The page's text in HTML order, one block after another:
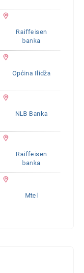
Raiffeisen
banka
Općina Ilidža
NLB Banka
Raiffeisen
banka
Mtel